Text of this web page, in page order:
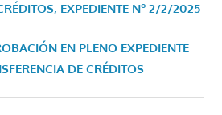
EXPEDIENTE Nº 2/2/2025
EN PLENO EXPEDIENTE
DE CRÉDITOS